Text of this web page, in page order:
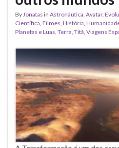
ByJonatas in Astronáutica, Avatar,
Científica, Filmes, História,
Planetas e Luas, Terra, Titã, Viagens